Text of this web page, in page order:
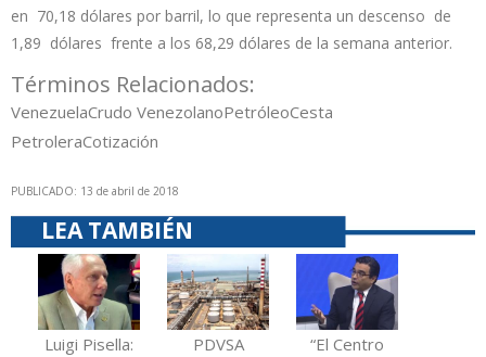
en 70,18 dólares por barril, lo que representa un descenso de
1,89 dólares frente a los 68,29 dólares de la semana anterior.
Términos Relacionados:
VenezuelaCrudo VenezolanoPetróleoCesta
PetroleraCotización
PUBLICADO: 13 de abril de 2018
LEA TAMBIÉN
Luigi Pisella:
PDVSA
“El Centro